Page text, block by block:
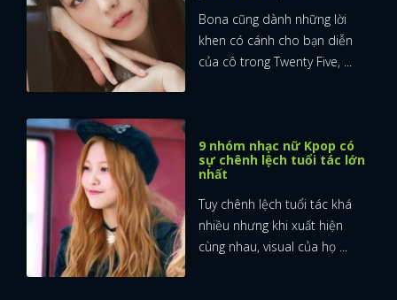
Bona cũng dành những lời
khen có cánh cho bạn diễn
của cô trong Twenty Five, ...
9 nhóm nhạc nữ Kpop có
sự chênh lệch tuổi tác lớn
nhất
Tuy chênh lệch tuổi tác khá
nhiều nhưng khi xuất hiện
cùng nhau, visual của họ ...